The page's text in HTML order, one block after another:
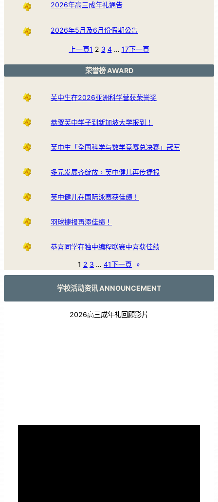
2026年高三成年礼通告
2026年5月及6月份假期公告
上一頁1 2 3 4 … 17下一頁
荣誉榜 AWARD
芙中生在2026亚洲科学营获荣誉奖
恭贺芙中学子到新加坡大学报到！
芙中生「全国科学与数学竞赛总决赛」冠军
多元发展齐绽放，芙中健儿再传捷报
芙中健儿在国际泳赛获佳绩！
羽球捷报再添佳绩！
恭喜同学在独中编程联赛中喜获佳绩
1 2 3 … 41下一頁 »
学校活动资讯 ANNOUNCEMENT
2026高三成年礼回顾影片